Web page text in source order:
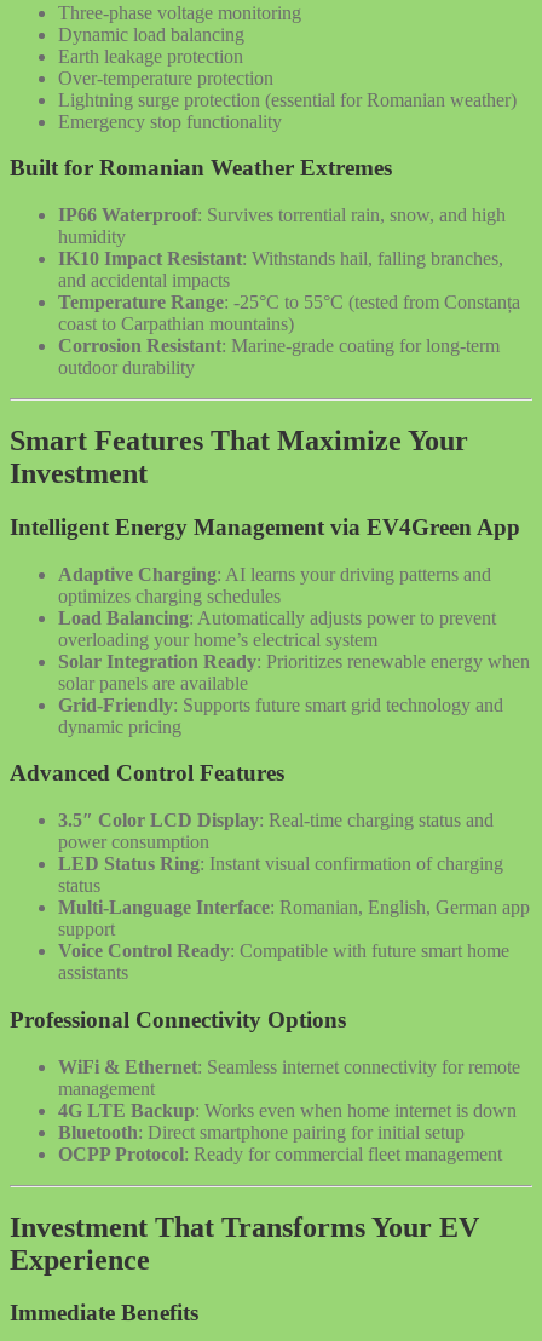
Three-phase voltage monitoring
Dynamic load balancing
Earth leakage protection
Over-temperature protection
Lightning surge protection (essential for Romanian weather)
Emergency stop functionality
Built for Romanian Weather Extremes
IP66 Waterproof: Survives torrential rain, snow, and high
humidity
IK10 Impact Resistant: Withstands hail, falling branches,
and accidental impacts
Temperature Range: -25°C to 55°C (tested from Constanța
coast to Carpathian mountains)
Corrosion Resistant: Marine-grade coating for long-term
outdoor durability
Smart Features That Maximize Your
Investment
Intelligent Energy Management via EV4Green App
Adaptive Charging: AI learns your driving patterns and
optimizes charging schedules
Load Balancing: Automatically adjusts power to prevent
overloading your home’s electrical system
Solar Integration Ready: Prioritizes renewable energy when
solar panels are available
Grid-Friendly: Supports future smart grid technology and
dynamic pricing
Advanced Control Features
3.5″ Color LCD Display: Real-time charging status and
power consumption
LED Status Ring: Instant visual confirmation of charging
status
Multi-Language Interface: Romanian, English, German app
support
Voice Control Ready: Compatible with future smart home
assistants
Professional Connectivity Options
WiFi & Ethernet: Seamless internet connectivity for remote
management
4G LTE Backup: Works even when home internet is down
Bluetooth: Direct smartphone pairing for initial setup
OCPP Protocol: Ready for commercial fleet management
Investment That Transforms Your EV
Experience
Immediate Benefits